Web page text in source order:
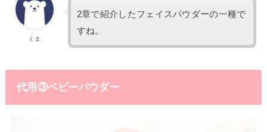
くま
2章で紹介したフェイスパウダーの一種で
すね。
代用③ベビーパウダー